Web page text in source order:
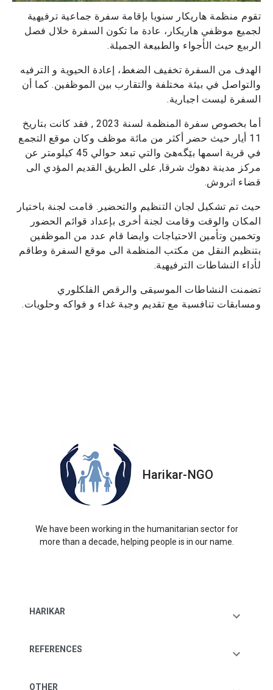
تقوم منظمة هاريكار سنويا بإقامة سفرة جماعية ترفيهية
لجميع موظفي هاريكار، عادة ما تكون السفرة خلال فصل
الربيع حيث الأجواء والطبيعة الجميلة.
الهدف من السفرة تخفيف الضغط، إعادة الحيوية و الترفيه
والتواصل في بيئة مختلفة والتقارب بين الموظفين. كما أن
السفرة ليست اجبارية.
أما بخصوص سفرة المنظمة لسنة 2023 , فقد كانت بتاريخ
11 أيار حيث حضر أكثر من مائة موظف وكان موقع التجمع
في قرية اسمها بێگەهێ والتي تبعد حوالي 45 كيلومتر عن
مركز مدينة دهوك شرقا, على الطريق القديم المؤدي الى
قضاء اتروش.
حيث تم تشكيل لجان التنظيم والتحضير. قامت لجنة باختيار
المكان والوقت وقامت لجنة أخرى بإعداد قوائم الحضور
وتخمين وتأمين الاحتياجات وايضا قام عدد من الموظفين
بتنظيم النقل من مكتب المنظمة الى موقع السفرة وطاقم
لأداء النشاطات الترفيهية.
تضمنت النشاطات الموسيقى والرقص الفلكلوري
ومسابقات تنافسية مع تقديم وجبة غداء و فواكه وحلويات.
Harikar-NGO
We have been working in the humanitarian sector for
more than a decade, helping people is in our name.
HARIKAR
REFERENCES
OTHER